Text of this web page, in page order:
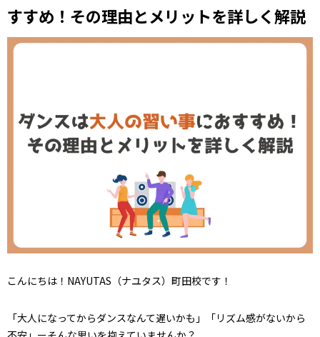
すすめ！その理由とメリットを詳しく解説
こんにちは！NAYUTAS（ナユタス）町田校です！
「大人になってからダンスなんて遅いかも」「リズム感がないから